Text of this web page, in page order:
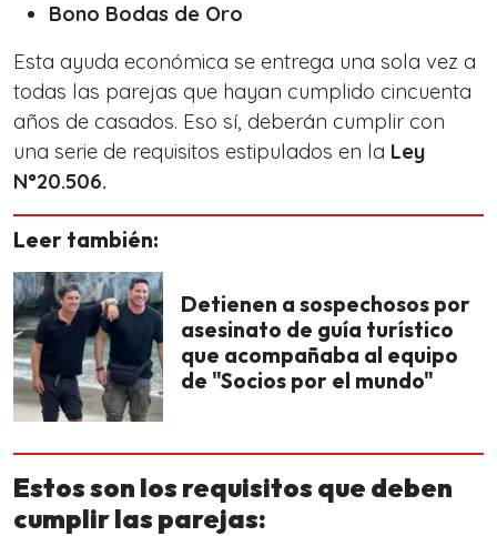
Bono Bodas de Oro
Esta ayuda económica se entrega una sola vez a
todas las parejas que hayan cumplido cincuenta
años de casados. Eso sí, deberán cumplir con
una serie de requisitos estipulados en la Ley
N°20.506.
Leer también:
Detienen a sospechosos por
asesinato de guía turístico
que acompañaba al equipo
de "Socios por el mundo"
Estos son los requisitos que deben
cumplir las parejas: